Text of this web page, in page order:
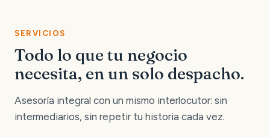
SERVICIOS
Todo lo que tu negocio
necesita, en un solo despacho.
Asesoría integral con un mismo interlocutor: sin
intermediarios, sin repetir tu historia cada vez.